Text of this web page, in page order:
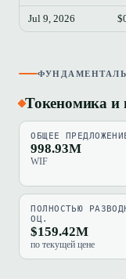
Jul 9, 2026
Токеномика и
ОБЩЕЕ
998.93M
WIF
ПОЛНОСТЬЮ
ОЦ.
$159.42M
по текущей цене